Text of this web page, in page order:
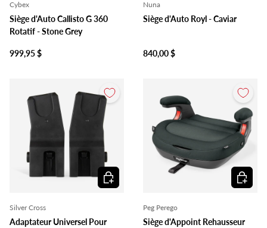
Cybex
Siège d'Auto Callisto G 360
Rotatif - Stone Grey
999,95 $
Nuna
Siège d'Auto Royl - Caviar
840,00 $
Silver Cross
Adaptateur Universel Pour
Ajouter au panier
Peg Perego
Siège d'Appoint Rehausseur
Ajouter